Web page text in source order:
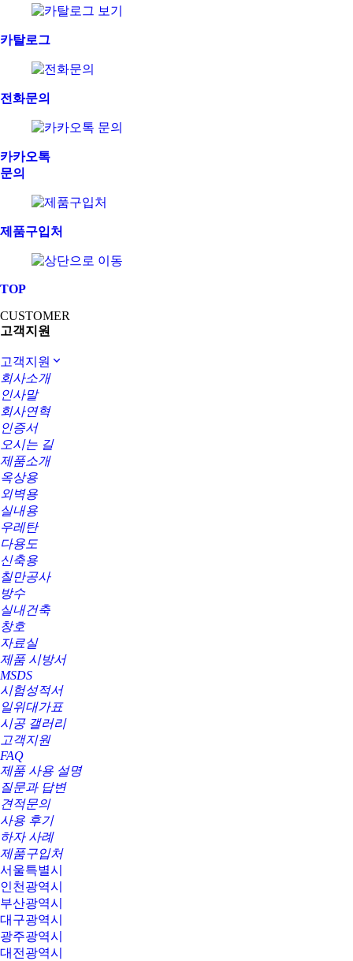
카탈로그
전화문의
카카오톡
문의
제품구입처
TOP
CUSTOMER
고객지원
고객지원
회사소개
인사말
회사연혁
인증서
오시는 길
제품소개
옥상용
외벽용
실내용
우레탄
다용도
신축용
칠만공사
방수
실내건축
창호
자료실
제품 시방서
MSDS
시험성적서
일위대가표
시공 갤러리
고객지원
FAQ
제품 사용 설명
질문과 답변
견적문의
사용 후기
하자 사례
제품구입처
서울특별시
인천광역시
부산광역시
대구광역시
광주광역시
대전광역시